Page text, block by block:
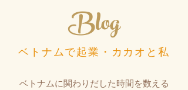
Blog
ベトナムで起業・カカオと私
ベトナムに関わりだした時間を数える